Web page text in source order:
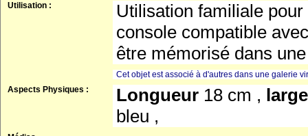
Utilisation :
Utilisation familiale
console compatible
être mémorisé dans
Cet objet est associé à d'autres dans une galerie
Aspects Physiques :
Longueur 18 cm ,
bleu ,